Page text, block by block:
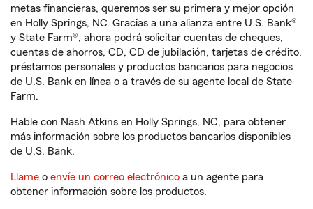
metas financieras, queremos ser su primera y mejor opción
en Holly Springs, NC. Gracias a una alianza entre U.S. Bank®
y State Farm®, ahora podrá solicitar cuentas de cheques,
cuentas de ahorros, CD, CD de jubilación, tarjetas de crédito,
préstamos personales y productos bancarios para negocios
de U.S. Bank en línea o a través de su agente local de State
Farm.
Hable con Nash Atkins en Holly Springs, NC, para obtener
más información sobre los productos bancarios disponibles
de U.S. Bank.
Llame o envíe un correo electrónico a un agente para
obtener información sobre los productos.